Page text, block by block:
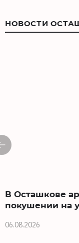
НОВОСТИ
В Осташкове
покушении на
06.08.2026